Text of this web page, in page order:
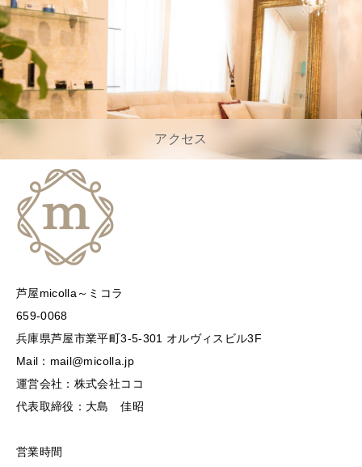
アクセス
芦屋micolla～ミコラ
659-0068
兵庫県芦屋市業平町3-5-301 オルヴィスビル3F
Mail：mail@micolla.jp
運営会社：株式会社ココ
代表取締役：大島 佳昭
営業時間